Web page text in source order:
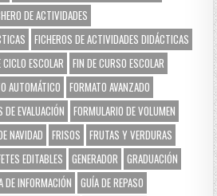
DE ACTIVIDADES
FICHEROS DE ACTIVIDADES DIDÁCTICAS
CICLO ESCOLAR
FIN DE CURSO ESCOLAR
AUTOMÁTICO
FORMATO AVANZADO
DE EVALUACIÓN
FORMULARIO DE VOLUMEN
NAVIDAD FRISOS
FRUTAS Y VERDURAS
EDITABLES GENERADOR
GRADUACIÓN
DE INFORMACIÓN
GUÍA DE REPASO